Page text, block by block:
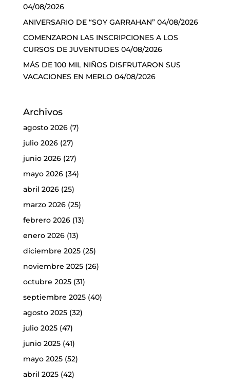
04/08/2026
ANIVERSARIO DE “SOY GARRAHAN” 04/08/2026
COMENZARON LAS INSCRIPCIONES A LOS
CURSOS DE JUVENTUDES 04/08/2026
MÁS DE 100 MIL NIÑOS DISFRUTARON SUS
VACACIONES EN MERLO 04/08/2026
Archivos
agosto 2026(7)
julio 2026(27)
junio 2026(27)
mayo 2026(34)
abril 2026(25)
marzo 2026(25)
febrero 2026(13)
enero 2026(13)
diciembre 2025(25)
noviembre 2025(26)
octubre 2025(31)
septiembre 2025(40)
agosto 2025(32)
julio 2025(47)
junio 2025(41)
mayo 2025(52)
abril 2025(42)